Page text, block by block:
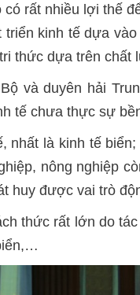
rất nhiều lợi thế
kinh tế dựa
thức dựa trên chất
và duyên hải
tế chưa thực sự
là kinh tế
nông nghiệp
huy được vai trò
thức rất lớn do